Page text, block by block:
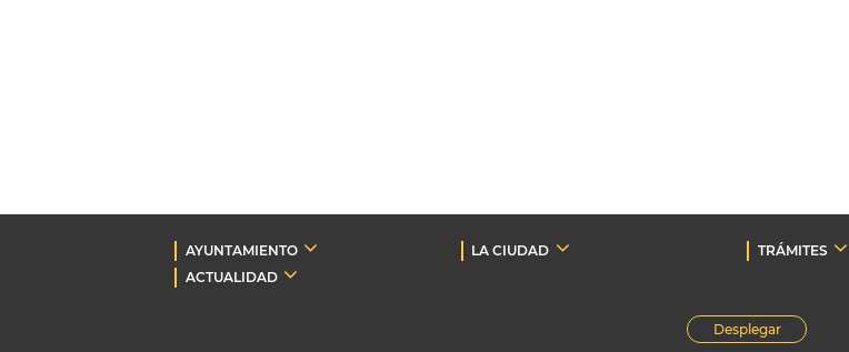
AYUNTAMIENTO LA CIUDAD TRÁMITES
ACTUALIDAD
Desplegar